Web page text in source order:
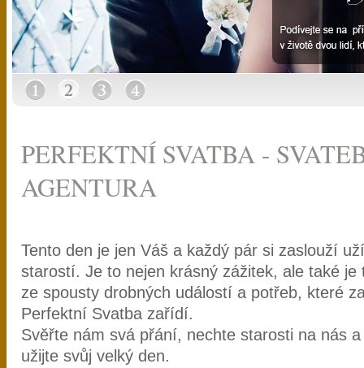
PERFEKTNÍ SVATBA -
AGENTURA
Tento den je jen Váš a každý pár si zaslouží
starostí. Je to nejen krásný zážitek, ale také je
ze spousty drobných událostí a potřeb, které
Perfektní Svatba zařídí.
Svěřte nám svá přání, nechte starosti na nás
užijte svůj velký den.